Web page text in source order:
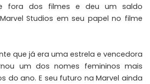
fora dos filmes e deu um saldo
Studios em seu papel no filme
que já era uma estrela e vencedora
um dos nomes femininos mais
do ano. E seu futuro na Marvel ainda